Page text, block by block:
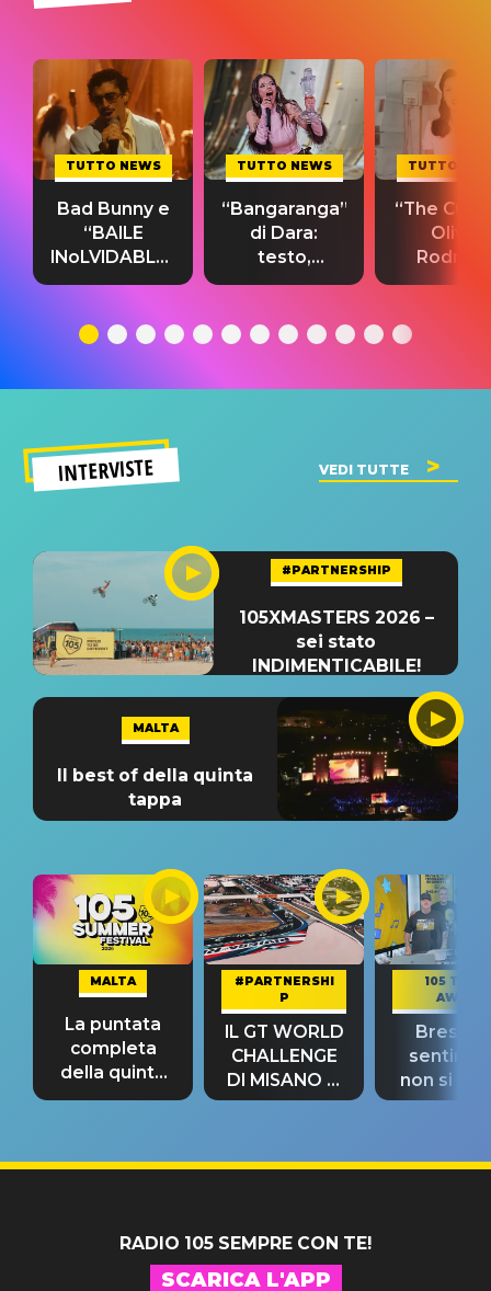
TUTTO NEWS
Bad Bunny e
“BAILE
INoLVIDABLE”:
testo,
significato
TUTTO NEWS
“Bangaranga”
di Dara:
testo,
traduzione e
del singolo
TUTTO
“The
Olivia
testo,
INTERVISTE VEDI TUTTE
#PARTNERSHIP
105XMASTERS 2026 –
sei stato
INDIMENTICABILE!
MALTA
Il best of della quinta
tappa
MALTA
La puntata
completa
della quinta
tappa
#PARTNERSHI
P
IL GT WORLD
CHALLENGE
DI MISANO si
riconferma
105 TAKE
AWAY
Bresh:
non si
fino alla
RADIO 105 SEMPRE CON TE!
SCARICA L'APP